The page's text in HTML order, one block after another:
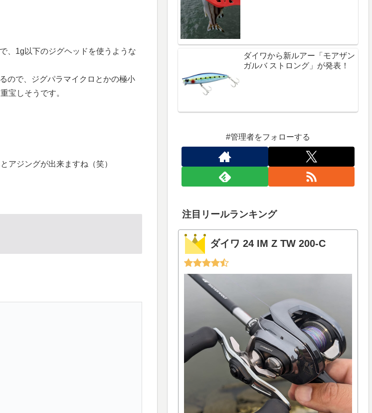
、1g以下のジグヘッドを使うような
ので、ジグパラマイクロとかの極小
宝しそうです。
アジングが出来ますね（笑）
ダイワから新ルアー「モアザン
ガルバ ストロング」が発表！
#管理者をフォローする
注目リールランキング
ダイワ 24 IM Z TW 200-C